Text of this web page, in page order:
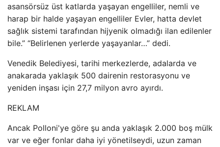
asansörsüz üst katlarda yaşayan engelliler, nemli ve
harap bir halde yaşayan engelliler Evler, hatta devlet
sağlık sistemi tarafından hijyenik olmadığı ilan edilenler
bile.” “Belirlenen yerlerde yaşayanlar…” dedi.
Venedik Belediyesi, tarihi merkezlerde, adalarda ve
anakarada yaklaşık 500 dairenin restorasyonu ve
yeniden inşası için 27,7 milyon avro ayırdı.
REKLAM
Ancak Polloni'ye göre şu anda yaklaşık 2.000 boş mülk
var ve eğer fonlar daha iyi yönetilseydi, uzun zaman